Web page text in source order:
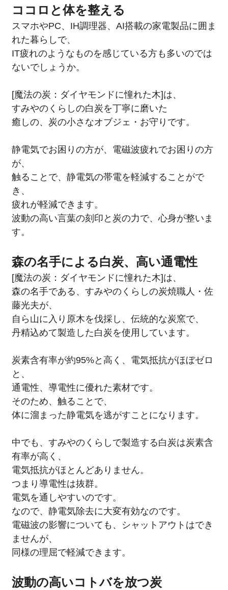
ココロと体を整える
スマホやPC、IH調理器、AI搭載の家電製品に囲ま
れた暮らしで、
IT疲れのようなものを感じている方も多いのでは
ないでしょうか。
[魔法の炭：ダイヤモンドに憧れた木]は、
すみやのくらしの白炭を丁寧に磨いた
癒しの、炭の小さなオブジェ・お守りです。
静電気でお困りの方が、電磁波疲れでお困りの方
が、
触ることで、静電気の帯電を軽減することがで
き、
疲れが軽減できます。
波動の高い言葉の刻印と炭の力で、心身が整いま
す。
森の名手による白炭、高い通電性
[魔法の炭：ダイヤモンドに憧れた木]は、
森の名手である、すみやのくらしの炭焼職人・佐
藤光夫が、
自ら山に入り原木を伐採し、伝統的な炭窯で、
丹精込めて製造した白炭を使用しています。
炭素含有率が約95%と高く、電気抵抗がほぼゼロ
と、
通電性、導電性に優れた素材です。
そのため、触ることで、
体に溜まった静電気を逃がすことになります。
中でも、すみやのくらしで製造する白炭は炭素含
有率が高く、
電気抵抗がほとんどありません。
つまり導電性は抜群。
電気を通しやすいのです。
なので、静電気除去に大変有効なのです。
電磁波の影響についても、シャットアウトはでき
ませんが、
同様の理屈で軽減できます。
波動の高いコトバを放つ炭